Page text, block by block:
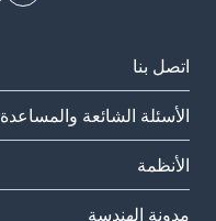
اتصل بنا
الأسئلة الشائعة والمساعدة
الأنظمة
مدونة الهندسة